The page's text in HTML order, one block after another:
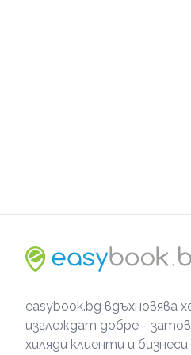
easybook.bg вдъхновява
изглеждат добре -
хиляди клиенти и